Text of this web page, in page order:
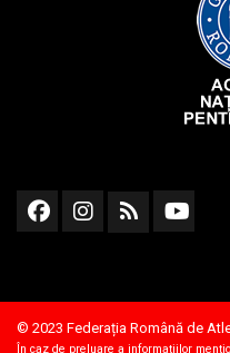
© 2023 Federația Română de
În caz de preluare a informațiilor